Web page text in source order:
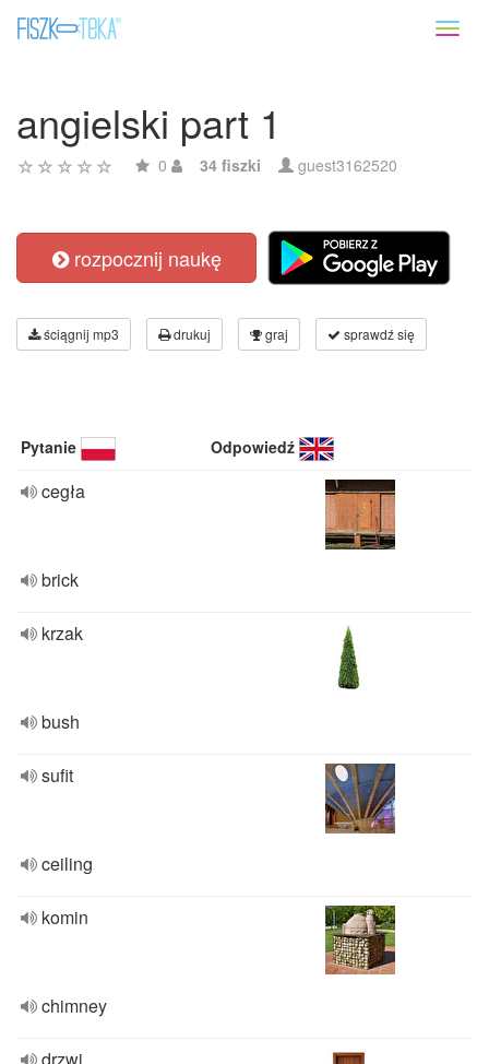
angielski part 1
0 34 fiszki guest3162520
rozpocznij naukę
ściągnij mp3 drukuj graj sprawdź się
Pytanie Odpowiedź
cegła
brick
krzak
bush
sufit
ceiling
komin
chimney